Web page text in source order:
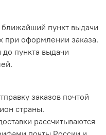
пункт выдачи
при оформлении заказа.
до пункта выдачи
заказов почтой
страны.
рассчитываются